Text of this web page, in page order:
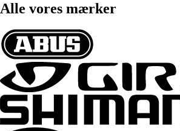
Alle vores mærker